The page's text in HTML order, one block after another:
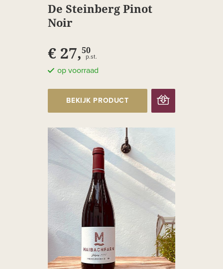
De Steinberg Pinot
Noir
€ 27,50
p.st.
op voorraad
BEKIJK PRODUCT